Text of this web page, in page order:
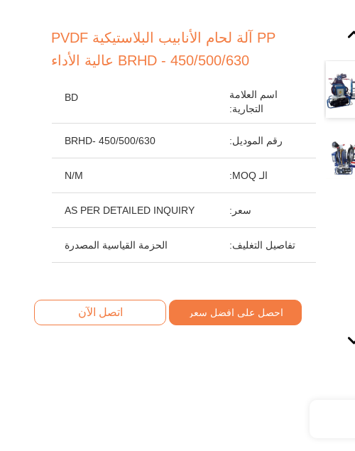
PP آلة لحام الأنابيب البلاستيكية PVDF
BRHD - 450/500/630 عالية الأداء
اسم العلامة
التجارية:
BD
رقم الموديل: BRHD- 450/500/630
الـ MOQ: N/M
سعر: AS PER DETAILED INQUIRY
تفاصيل التغليف: الحزمة القياسية المصدرة
احصل على افضل سعر اتصل الآن